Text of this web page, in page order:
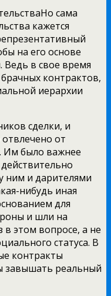
Но сама
кажется
на его основе
в свое время
контрактов,
иерархии
сделки, и
от
Им было важнее
ним и дарителями
нибудь иная
для
и шли на
в этом вопросе, а не
статуса. В
контракты
завышать реальный